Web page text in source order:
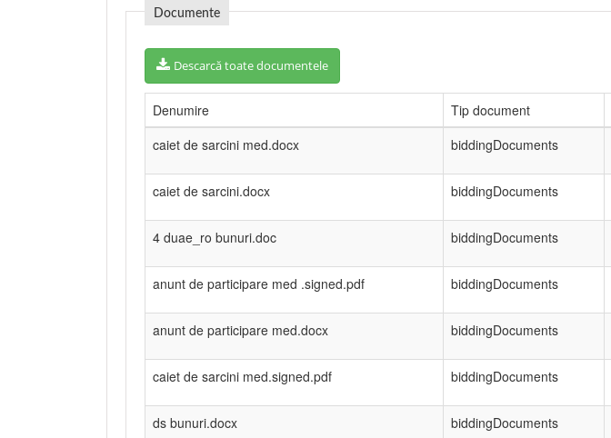
Documente
Descarcă toate documentele
Denumire Tip document
caiet de sarcini med.docx
biddingDocuments
caiet de sarcini.docx biddingDocuments
4 duae_ro bunuri.doc biddingDocuments
anunt de participare med .signed.pdf biddingDocuments
anunt de participare med.docx biddingDocuments
caiet de sarcini med.signed.pdf biddingDocuments
ds bunuri.docx biddingDocuments